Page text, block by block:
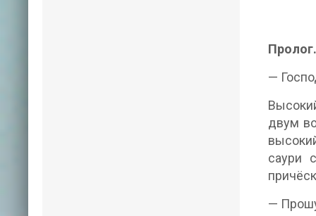
Пролог.
—
двум
саури
—